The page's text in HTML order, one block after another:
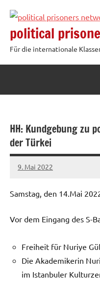
Inhalt
springen
political
Für die internationale
HH: Kundgebung zu
der Türkei
9. Mai 2022
network
Samstag, den 14.Mai
Vor dem Eingang des S-
Freiheit für Nuriye
Die Akademikerin
im Istanbuler